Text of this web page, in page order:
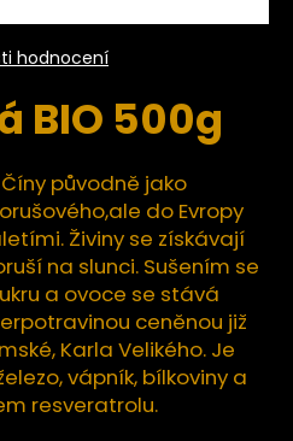
hodnocení
BIO 500g
původně jako
do Evropy
Živiny se získávají
na slunci. Sušením se
a ovoce se stává
ceněnou již
Karla Velikého. Je
vápník, bílkoviny a
resveratrolu.